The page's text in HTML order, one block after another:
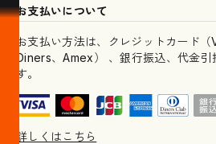
お支払いについて
お支払い方法は、クレジットカード（
Diners、Amex） 、銀行振込、代金引
す。
詳しくはこちら